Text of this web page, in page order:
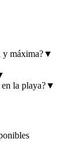
y máxima?▼
la playa?▼